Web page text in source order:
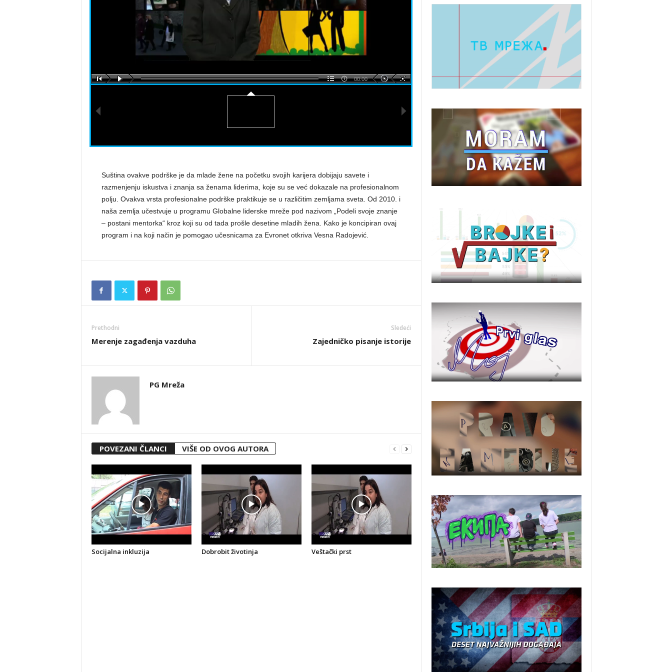
a
a
00:00
Suština ovakve podrške je da mlade žene na početku svojih karijera dobijaju savete i
razmenjenju iskustva i znanja sa ženama liderima, koje su se već dokazale na profesionalnom
polju. Ovakva vrsta profesionalne podrške praktikuje se u različitim zemljama sveta. Od 2010. i
naša zemlja učestvuje u programu Globalne liderske mreže pod nazivom „Podeli svoje znanje
– postani mentorka“ kroz koji su od tada prošle desetine mladih žena. Kako je koncipiran ovaj
program i na koji način je pomogao učesnicama za Evronet otkriva Vesna Radojević.
Prethodni
Merenje zagađenja vazduha
Sledeći
Zajedničko pisanje istorije
PG Mreža
POVEZANI ČLANCI VIŠE OD OVOG AUTORA
Socijalna inkluzija Dobrobit životinja Veštački prst